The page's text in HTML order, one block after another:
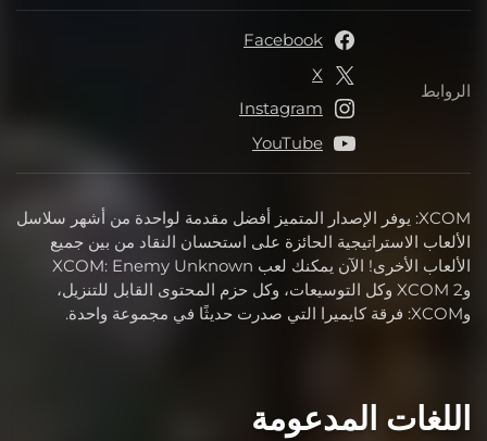
XCOM: يوفر الإصدار المتميز أفضل مقدمة لواحدة من أشهر سلاسل
الألعاب الاستراتيجية الحائزة على استحسان النقاد من بين جميع
الألعاب الأخرى! الآن يمكنك لعب XCOM: Enemy Unknown
وXCOM 2 وكل التوسيعات، وكل حزم المحتوى القابل للتنزيل،
وXCOM: فرقة كايميرا التي صدرت حديثًا في مجموعة واحدة.
الروابط الروابط
Facebook
X
Instagram
YouTube
اللغات المدعومة